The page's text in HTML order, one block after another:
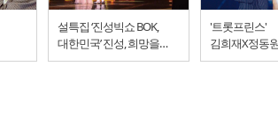
설특집 ‘진성빅쇼 BOK,
대한민국’ 진성, 희망을
전하다... “괜찮아, 잘될 거야
'트롯프린스'
김희재X정동원 '국가
부른다' 형